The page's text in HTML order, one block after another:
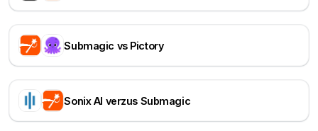
Submagic vs Pictory
Sonix AI verzus Submagic